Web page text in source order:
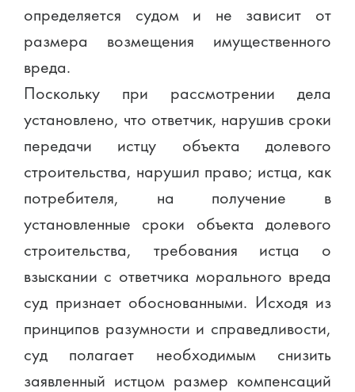
определяется судом и не зависит от
размера возмещения имущественного
вреда.
Поскольку при рассмотрении дела
установлено, что ответчик, нарушив сроки
передачи истцу объекта долевого
строительства, нарушил право; истца, как
потребителя, на получение в
установленные сроки объекта долевого
строительства, требования истца о
взыскании с ответчика морального вреда
суд признает обоснованными. Исходя из
принципов разумности и справедливости,
суд полагает необходимым снизить
заявленный истцом размер компенсаций